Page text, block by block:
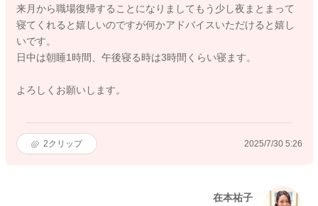
来月から職場復帰することになりましてもう少し夜まとまって
寝てくれると嬉しいのですが何かアドバイスいただけると嬉し
いです。
日中は朝睡1時間、午後寝る時は3時間くらい寝ます。
よろしくお願いします。
2クリップ 2025/7/30 5:26
在本祐子